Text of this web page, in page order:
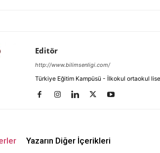
Editör
http://www.bilimsenligi.com/
Türkiye Eğitim Kampüsü - İlkokul ortaokul
Yazarın Diğer İçerikleri